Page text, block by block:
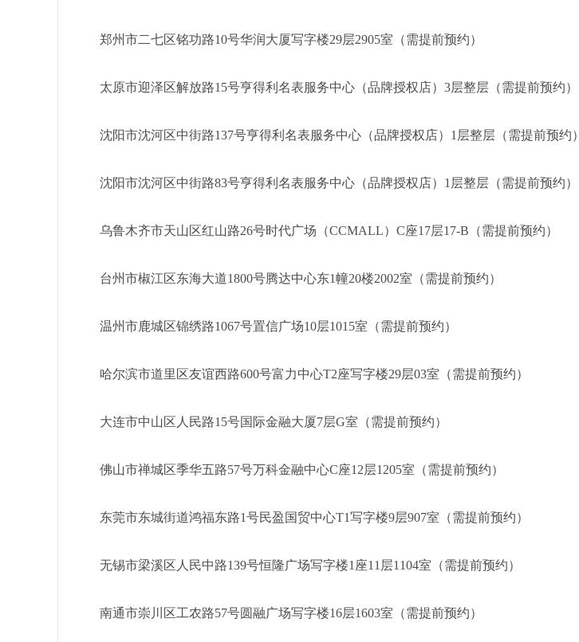
郑州市二七区铭功路10号华润大厦写字楼29层2905室（需提前预约）
太原市迎泽区解放路15号亨得利名表服务中心（品牌授权店）3层整层（需提前预约）
沈阳市沈河区中街路137号亨得利名表服务中心（品牌授权店）1层整层（需提前预约）
沈阳市沈河区中街路83号亨得利名表服务中心（品牌授权店）1层整层（需提前预约）
乌鲁木齐市天山区红山路26号时代广场（CCMALL）C座17层17-B（需提前预约）
台州市椒江区东海大道1800号腾达中心东1幢20楼2002室（需提前预约）
温州市鹿城区锦绣路1067号置信广场10层1015室（需提前预约）
哈尔滨市道里区友谊西路600号富力中心T2座写字楼29层03室（需提前预约）
大连市中山区人民路15号国际金融大厦7层G室（需提前预约）
佛山市禅城区季华五路57号万科金融中心C座12层1205室（需提前预约）
东莞市东城街道鸿福东路1号民盈国贸中心T1写字楼9层907室（需提前预约）
无锡市梁溪区人民中路139号恒隆广场写字楼1座11层1104室（需提前预约）
南通市崇川区工农路57号圆融广场写字楼16层1603室（需提前预约）